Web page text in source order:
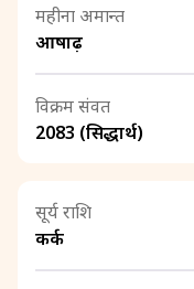
महीना अमान्त
आषाढ़
विक्रम संवत
2083 (सिद्धार्थ)
सूर्य राशि
कर्क